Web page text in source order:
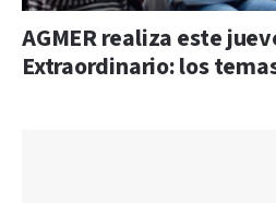
AGMER realiza este
Extraordinario: los